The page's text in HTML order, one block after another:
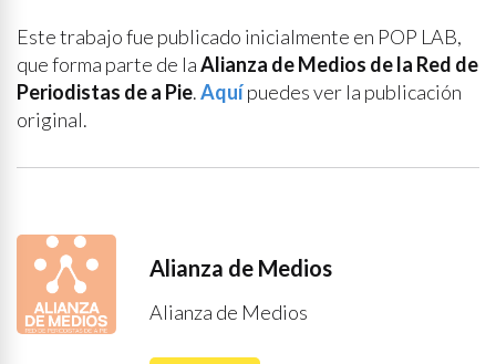
Este trabajo fue publicado inicialmente en POP LAB,
que forma parte de laAlianza de Medios de la Red de
Periodistas de a Pie.Aquípuedes ver la publicación
original.
Alianza de Medios
Alianza de Medios